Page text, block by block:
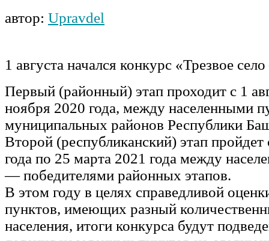
автор: Upravdel
1 августа начался конкурс «Трезвое
Первый (районный) этап проходит с 1
ноября 2020 года, между населенными
муниципальных районов Республики
Второй (республиканский) этап пройдет
года по 25 марта 2021 года между
— победителями районных этапов.
В этом году в целях справедливой
пунктов, имеющих разный
населения, итоги конкурса будут